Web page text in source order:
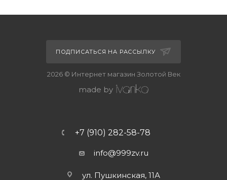
ПОДПИСАТЬСЯ НА РАССЫЛКУ
2026 © Интернет магазин Золотой Век
made by
+7 (910) 282-58-78
info@999zv.ru
ул. Пушкинская, 11А